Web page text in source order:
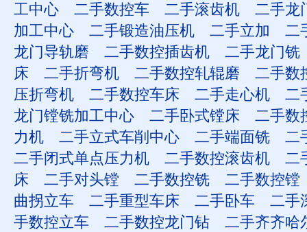
工中心
二手数控车 二手滚齿机
二手龙
加工中心
二手锻造油压机 二手立加
二
龙门导轨磨
二手数控插齿机
二手龙门铣
床
二手折弯机 二手数控轧辊磨
二手数
压折弯机
二手数控车床 二手走心机
二
龙门镗铣加工中心
二手卧式镗床
二手数
力机
二手立式车削中心 二手端面铣
二
二手闭式单点压力机
二手数控滚齿机
二
床
二手对头镗 二手数控铣
二手数控镗
曲拐立车
二手重型车床 二手卧车
二手
手数控立车
二手数控龙门钻
二手齐齐哈